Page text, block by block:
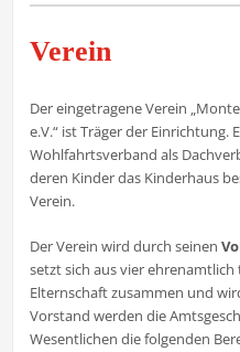
Verein
Der eingetragene Verein
e.V.“ ist Träger der Einrichtung.
Wohlfahrtsverband als
deren Kinder das Kinderhaus
Verein.
Der Verein wird durch seinen
setzt sich aus vier
Elternschaft zusammen und
Vorstand werden die
Wesentlichen die folgenden